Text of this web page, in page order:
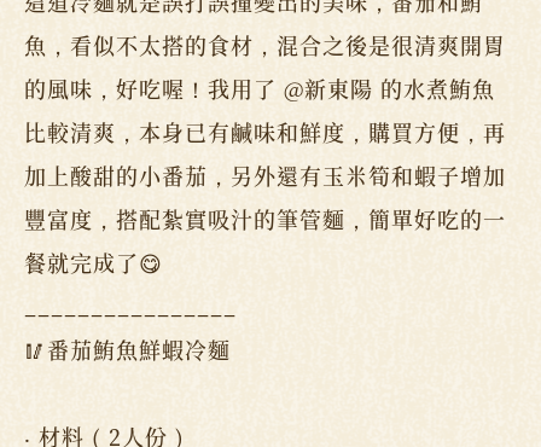
魚，看似不太搭的食材，混合之後是很清爽開胃
的風味，好吃喔！我用了 @新東陽 的水煮鮪魚
比較清爽，本身已有鹹味和鮮度，購買方便，再
加上酸甜的小番茄，另外還有玉米筍和蝦子增加
豐富度，搭配紮實吸汁的筆管麵，簡單好吃的一
餐就完成了😋
🥢番茄鮪魚鮮蝦冷麵
‧ 材料 ( 2人份 )